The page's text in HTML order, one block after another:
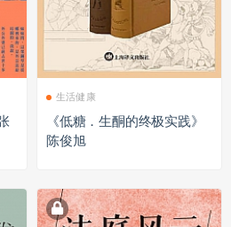
生活健康
《低糖．生酮的终极实践》
陈俊旭